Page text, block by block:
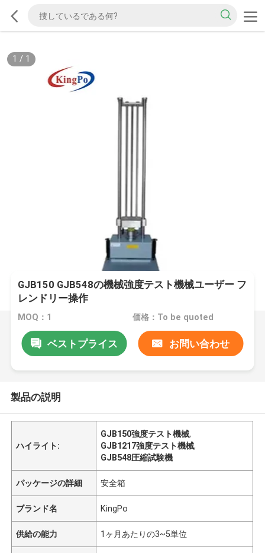
1 / 1
GJB150 GJB548の機械強度テスト機械ユーザー フ
レンドリー操作
MOQ：1 価格：To be quoted
ベストプライス お問い合わせ
製品の説明
ハイライト:
GJB150強度テスト機械,
GJB1217強度テスト機械,
GJB548圧縮試験機
パッケージの詳細 安全箱
ブランド名 KingPo
供給の能力 1ヶ月あたりの3~5単位